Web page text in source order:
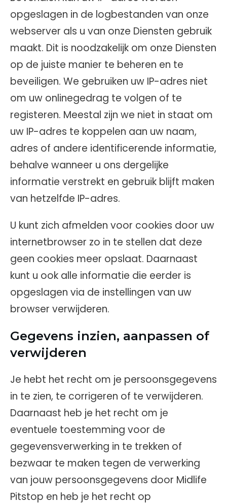
opgeslagen in de logbestanden van onze
webserver als u van onze Diensten gebruik
maakt. Dit is noodzakelijk om onze Diensten
op de juiste manier te beheren en te
beveiligen. We gebruiken uw IP-adres niet
om uw onlinegedrag te volgen of te
registeren. Meestal zijn we niet in staat om
uw IP-adres te koppelen aan uw naam,
adres of andere identificerende informatie,
behalve wanneer u ons dergelijke
informatie verstrekt en gebruik blijft maken
van hetzelfde IP-adres.
U kunt zich afmelden voor cookies door uw
internetbrowser zo in te stellen dat deze
geen cookies meer opslaat. Daarnaast
kunt u ook alle informatie die eerder is
opgeslagen via de instellingen van uw
browser verwijderen.
Gegevens inzien, aanpassen of
verwijderen
Je hebt het recht om je persoonsgegevens
in te zien, te corrigeren of te verwijderen.
Daarnaast heb je het recht om je
eventuele toestemming voor de
gegevensverwerking in te trekken of
bezwaar te maken tegen de verwerking
van jouw persoonsgegevens door Midlife
Pitstop en heb je het recht op